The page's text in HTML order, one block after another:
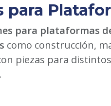
para
para plataformas
como construcción,
piezas para